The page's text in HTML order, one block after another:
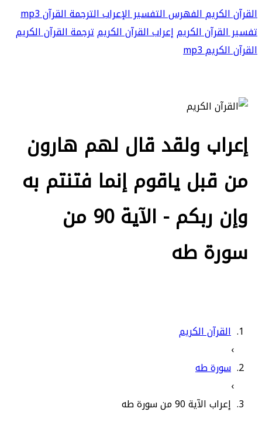
القرآن الكريمالفهرسالتفسيرالإعرابالترجمةالقرآن mp3
تفسير القرآن الكريمإعراب القرآن الكريمترجمة القرآن الكريم
القرآن الكريم mp3
إعراب ولقد قال لهم هارون
من قبل ياقوم إنما فتنتم به
وإن ربكم - الآية 90 من
سورة طه
القرآن الكريم
›
سورة طه
›
إعراب الآية 90 من سورة طه